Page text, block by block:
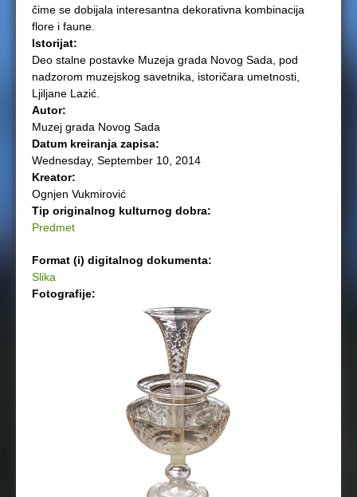
čime se dobijala interesantna dekorativna kombinacija
flore i faune.
Istorijat:
Deo stalne postavke Muzeja grada Novog Sada, pod
nadzorom muzejskog savetnika, istoričara umetnosti,
Ljiljane Lazić.
Autor:
Muzej grada Novog Sada
Datum kreiranja zapisa:
Wednesday, September 10, 2014
Kreator:
Ognjen Vukmirović
Tip originalnog kulturnog dobra:
Predmet
Format (i) digitalnog dokumenta:
Slika
Fotografije: